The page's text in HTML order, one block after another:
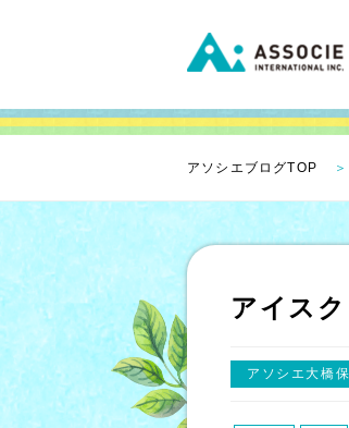
アソシエブログTOP
アイス
アソシエ大橋